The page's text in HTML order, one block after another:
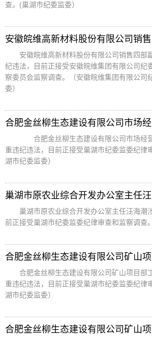
查。(巢湖市纪委监委）
安徽皖维高新材料股份有限公司销售四部
纪违法，目前正接受安徽皖维集团有限公司纪
察委员会监察调查。（安徽皖维集团有限公司
委）
合肥金丝柳生态建设有限公司市场经
重违纪违法，目前正接受巢湖市纪委监委纪律
湖市纪委监委）
巢湖市原农业综合开发办公室主任汪海潮
前正接受巢湖市纪委监委纪律审查和监察调查
合肥金丝柳生态建设有限公司矿山项目部
重违纪违法，目前正接受巢湖市纪委监委纪律
湖市纪委监委）